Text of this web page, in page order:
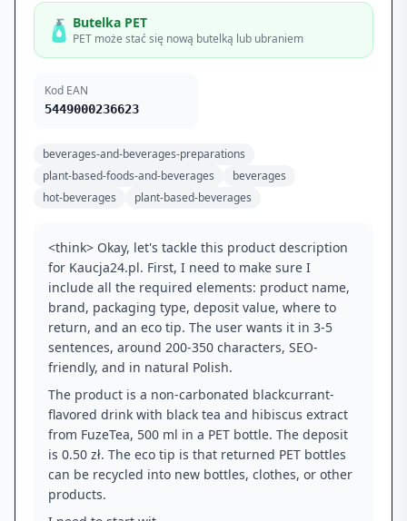
🧴 Butelka PET
PET może stać się nową butelką lub ubraniem
Kod EAN
5449000236623
beverages-and-beverages-preparations
plant-based-foods-and-beverages
beverages
hot-beverages
plant-based-beverages
<think> Okay, let's tackle this product description
for Kaucja24.pl. First, I need to make sure I
include all the required elements: product name,
brand, packaging type, deposit value, where to
return, and an eco tip. The user wants it in 3-5
sentences, around 200-350 characters, SEO-
friendly, and in natural Polish.
The product is a non-carbonated blackcurrant-
flavored drink with black tea and hibiscus extract
from FuzeTea, 500 ml in a PET bottle. The deposit
is 0.50 zł. The eco tip is that returned PET bottles
can be recycled into new bottles, clothes, or other
products.